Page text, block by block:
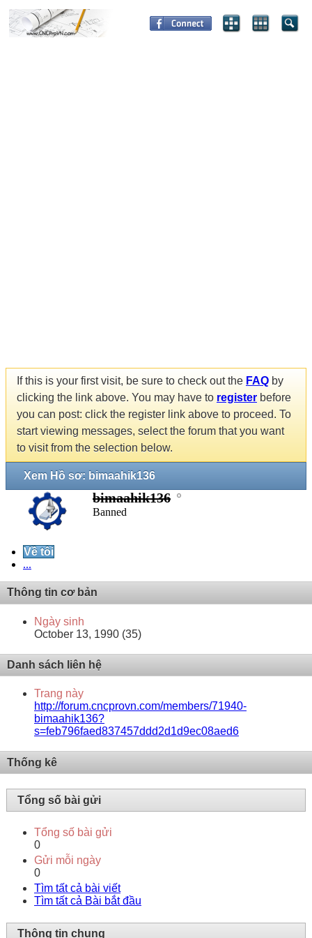
If this is your first visit, be sure to check out the FAQ by
clicking the link above. You may have to register before
you can post: click the register link above to proceed. To
start viewing messages, select the forum that you want
to visit from the selection below.
Xem Hồ sơ: bimaahik136
bimaahik136
Banned
Về tôi
...
Thông tin cơ bản
Ngày sinh
October 13, 1990 (35)
Danh sách liên hệ
Trang này
http://forum.cncprovn.com/members/71940-
bimaahik136?
s=feb796faed837457ddd2d1d9ec08aed6
Thống kê
Tổng số bài gửi
Tổng số bài gửi
0
Gửi mỗi ngày
0
Tìm tất cả bài viết
Tìm tất cả Bài bắt đầu
Thông tin chung